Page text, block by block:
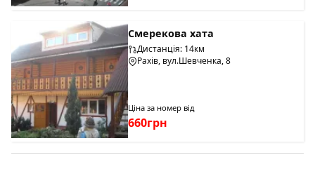
Смерекова хата
Дистанція: 14км
Рахів, вул.Шевченка, 8
Ціна за номер від
660грн